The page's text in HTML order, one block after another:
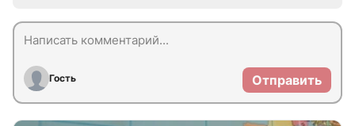
Гость Отправить